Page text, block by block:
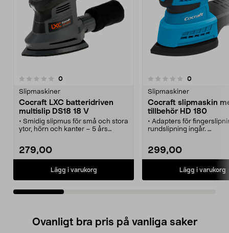
0recensioner
Slipmaskiner
Cocraft LXC batteridriven
multislip DS18 18 V
• Smidig slipmus för små och stora
ytor, hörn och kanter – 5 års
multislip med LED och batteridrift.
• Kompakt slipmaskin med
dammuppsamlare för renare
3 slippapper (60, 80 och 120)
separat.
279,00
Lägg i varukorg
0.0 av 5 stjärnor 0recensioner
Slipmaskiner
Cocraft slipmaskin
tillbehör HD 180
• Adapters för
rundslipning ingår.
garanti.
• Slipa på runda former, i
utrymmen samt på små
mellanstora ytor.
299,00
Lägg i varukorg
0.0 av 5 stjärnor
Ovanligt bra pris på vanliga saker